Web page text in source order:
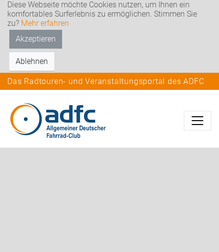
Diese Webseite möchte Cookies nutzen, um Ihnen ein
komfortables Surferlebnis zu ermöglichen. Stimmen Sie
zu? Mehr erfahren
Akzeptieren
Ablehnen
Das Radtouren- und Veranstaltungsportal des ADFC